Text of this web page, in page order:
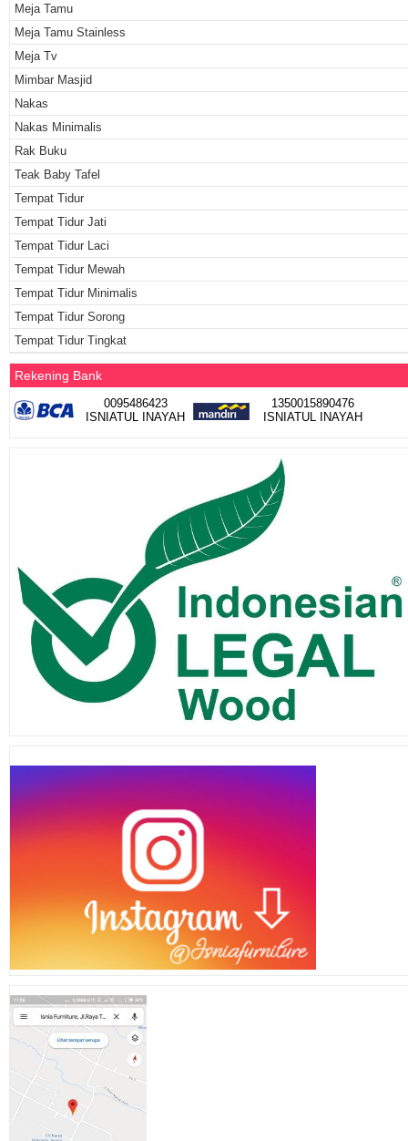
Meja Tamu
Meja Tamu Stainless
Meja Tv
Mimbar Masjid
Nakas
Nakas Minimalis
Rak Buku
Teak Baby Tafel
Tempat Tidur
Tempat Tidur Jati
Tempat Tidur Laci
Tempat Tidur Mewah
Tempat Tidur Minimalis
Tempat Tidur Sorong
Tempat Tidur Tingkat
Rekening Bank
0095486423
ISNIATUL INAYAH
1350015890476
ISNIATUL INAYAH